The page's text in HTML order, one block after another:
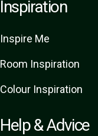
Inspiration
Inspire Me
Room Inspiration
Colour Inspiration
Help & Advice